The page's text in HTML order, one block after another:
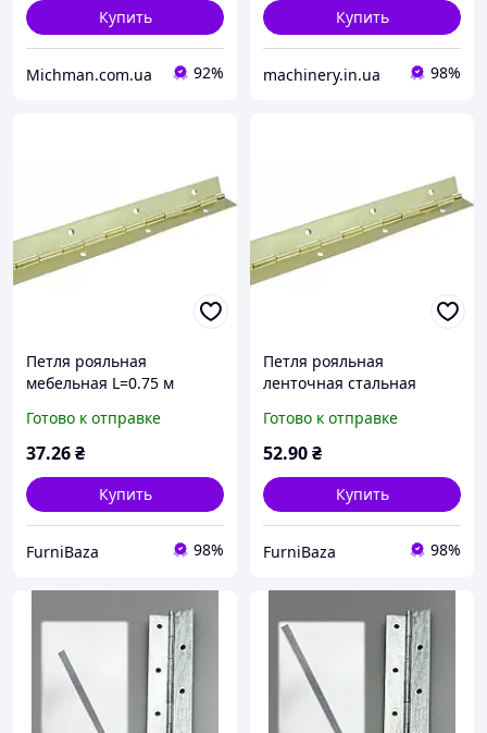
Купить
Michman.com.ua 92%
Купить
machinery.in.ua 98%
Петля рояльная
мебельная L=0.75 м
275 для мебельных
дверок, крышек и
Готово к отправке
37.26₴
Купить
FurniBaza 98%
Петля рояльная
ленточная стальная
золотистая 04-275 для
монтажа мебельных
сундуков
Готово к отправке
52.90₴
Купить
FurniBaza 98%